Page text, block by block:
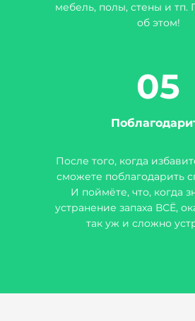
мебель, полы, стены и тп.
об этом!
05
После того, когда
сможете поблагодарить
И поймёте, что, когда
устранение запаха ВСЁ,
так уж и сложно